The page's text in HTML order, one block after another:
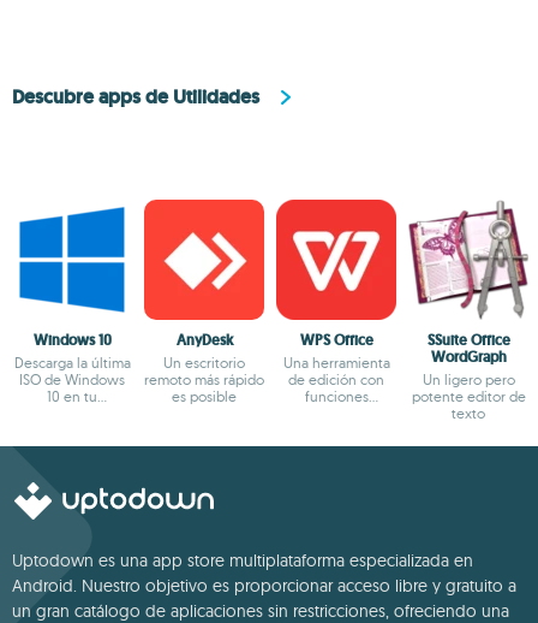
Descubre apps de Utilidades
Windows 10
Descarga la última
ISO de Windows
10 en tu
AnyDesk
Un escritorio
remoto más rápido
es posible
WPS Office
Una herramienta
de edición con
funciones
SSuite Office
WordGraph
Un ligero pero
potente editor de
texto
Uptodown es una app store multiplataforma especializada en
Android. Nuestro objetivo es proporcionar acceso libre y gratuito a
un gran catálogo de aplicaciones sin restricciones, ofreciendo una